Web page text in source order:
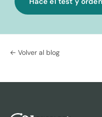
← Volver al blog